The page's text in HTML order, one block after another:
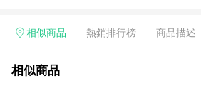
回饋訂單不得享有 Pinkoi 站方優惠，例如首
行為，不具贈點資格，部分退款不在此限。 6.
相似商品 熱銷排行榜 商品描述
相似商品